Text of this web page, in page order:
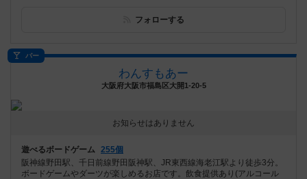
フォローする
バー
わんすもあー
大阪府大阪市福島区大開1-20-5
お知らせはありません
遊べるボードゲーム 255個
阪神線野田駅、千日前線野田阪神駅、JR東西線海老江駅より徒歩3分。
ボードゲームやダーツが楽しめるお店です。飲食提供あり(アルコール